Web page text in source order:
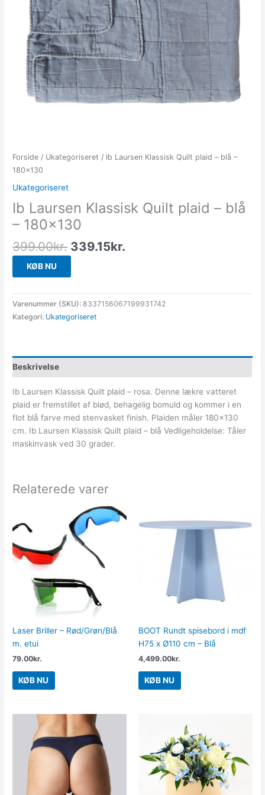
Forside / Ukategoriseret / Ib Laursen Klassisk Quilt plaid – blå –
180×130
Ukategoriseret
Ib Laursen Klassisk Quilt plaid – blå
– 180×130
399.00kr. 339.15kr.
KØB NU
Varenummer (SKU):8337156067199931742
Kategori: Ukategoriseret
Beskrivelse
Ib Laursen Klassisk Quilt plaid – rosa. Denne lækre vatteret
plaid er fremstillet af blød, behagelig bomuld og kommer i en
flot blå farve med stenvasket finish. Plaiden måler 180×130
cm. Ib Laursen Klassisk Quilt plaid – blå Vedligeholdelse: Tåler
maskinvask ved 30 grader.
Relaterede varer
Laser Briller – Rød/Grøn/Blå
m. etui
79.00kr.
KØB NU
BOOT Rundt spisebord i mdf
H75 x Ø110 cm – Blå
4,499.00kr.
KØB NU